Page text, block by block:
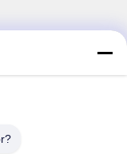
Κίνα 518172